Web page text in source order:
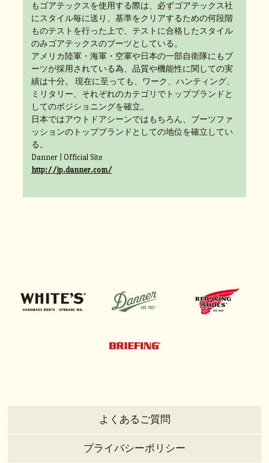
もゴアテックスを使用する際は、必ずゴアテックス社
にスタイル毎に送り、基準をクリアするための何段階
ものテストを行った上で、テストに合格したスタイル
のみゴアテックスのブーツとしている。
アメリカ陸軍・海軍・空軍や日本の一部自衛隊にもブ
ーツが採用されている為、品質や機能性に関しての実
績は十分。 現在に至っても、ワーク、ハンティング、
ミリタリー、それぞれのカテゴリでトップブランドと
してのポジショニングを確立。
日本ではアウトドアシーンではもちろん、ブーツファ
ッションのトップブランドとしての地位を確立してい
る。
Danner | Official Site
http://jp.danner.com/
よくあるご質問
プライバシーポリシー